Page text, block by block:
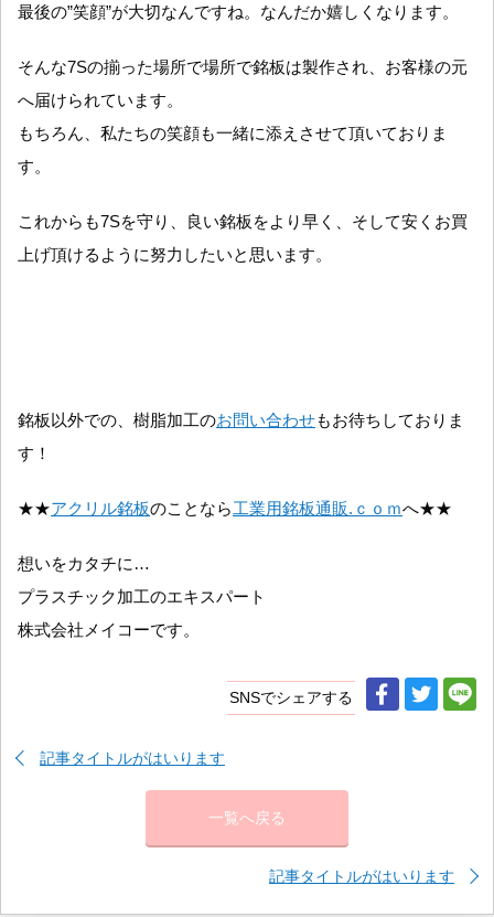
最後の”笑顔”が大切なんですね。なんだか嬉しくなります。
そんな7Sの揃った場所で場所で銘板は製作され、お客様の元
へ届けられています。
もちろん、私たちの笑顔も一緒に添えさせて頂いておりま
す。
これからも7Sを守り、良い銘板をより早く、そして安くお買
上げ頂けるように努力したいと思います。
銘板以外での、樹脂加工のお問い合わせもお待ちしておりま
す！
★★アクリル銘板のことなら工業用銘板通販.ｃｏｍへ★★
想いをカタチに…
プラスチック加工のエキスパート
株式会社メイコーです。
SNSでシェアする
記事タイトルがはいります
一覧へ戻る
記事タイトルがはいります